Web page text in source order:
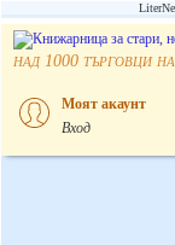
над 1000 търговци
Моят акаунт
Вход